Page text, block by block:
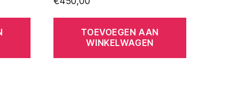
TOEVOEGEN AAN
WINKELWAGEN